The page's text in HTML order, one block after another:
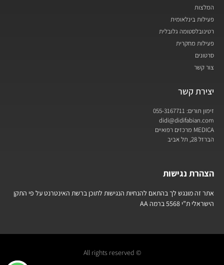
המלצות
פעילות בינלאומית
רטינובלסטומה גלובלית
פעילות מחקרית
סרטונים
צור קשר
יצירת קשר
זימון תורים: 055-3167711
didi@didifabian.com
MEDICA מרכזים רפואיים
הברזל 28, תל אביב
הצהרת נגישות
אתר זה מונגש לך בהתאם להנחיות הנגישות לתוכן ברשת האינטרנט על פי התקן
הישראלי ת”י 5568 ברמה AA
© All rights reserved